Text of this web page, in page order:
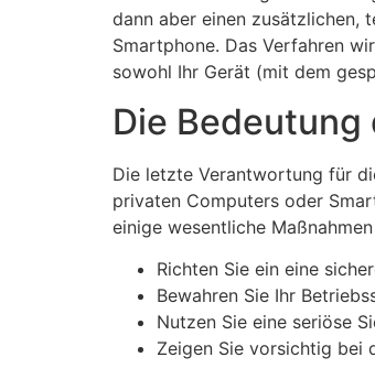
dann aber einen zusätzlichen,
Smartphone. Das Verfahren
sowohl Ihr Gerät (mit dem
Die
Die letzte Verantwortung für
privaten Computers oder
einige wesentliche
Richten Sie ein eine
Bewahren Sie Ihr
Nutzen Sie eine seriöse
Zeigen Sie vorsichtig bei